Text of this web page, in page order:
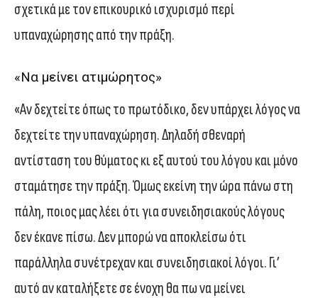
σχετικά με τον επικουρικό ισχυρισμό περί
υπαναχώρησης από την πράξη.
«Να μείνει ατιμώρητος»
«Αν δεχτείτε όπως το πρωτόδικο, δεν υπάρχει λόγος να
δεχτείτε την υπαναχώρηση. Δηλαδή σθεναρή
αντίσταση του θύματος κι εξ αυτού του λόγου και μόνο
σταμάτησε την πράξη. Όμως εκείνη την ώρα πάνω στη
πάλη, ποιος μας λέει ότι για συνειδησιακούς λόγους
δεν έκανε πίσω. Δεν μπορώ να αποκλείσω ότι
παράλληλα συνέτρεχαν και συνειδησιακοί λόγοι. Γι’
αυτό αν καταλήξετε σε ένοχη θα πω να μείνει